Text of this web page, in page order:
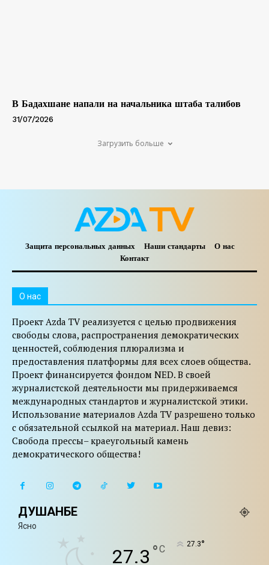
В Бадахшане напали на начальника штаба талибов
31/07/2026
Загрузить больше
Защита персональных данных Наши стандарты
О нас
Контакт
O нас
Проект Azda TV реализуется с целью продвижения
свободы слова, распространения демократических
ценностей, соблюдения плюрализма и
предоставления платформы для всех слоев общества.
Проект финансируется фондом NED. В своей
журналистской деятельности мы придерживаемся
международных стандартов и журналистской этики.
Использование материалов Azda TV разрешено только
с обязательной ссылкой на материал. Наш девиз:
Свобода прессы– краеугольный камень
демократического общества!
ДУШАНБЕ
Ясно
27.3 °C 27.3°